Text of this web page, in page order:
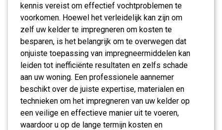
kennis vereist om effectief vochtproblemen te
voorkomen. Hoewel het verleidelijk kan zijn om
zelf uw kelder te impregneren om kosten te
besparen, is het belangrijk om te overwegen dat
onjuiste toepassing van impregneermiddelen kan
leiden tot inefficiënte resultaten en zelfs schade
aan uw woning. Een professionele aannemer
beschikt over de juiste expertise, materialen en
technieken om het impregneren van uw kelder op
een veilige en effectieve manier uit te voeren,
waardoor u op de lange termijn kosten en